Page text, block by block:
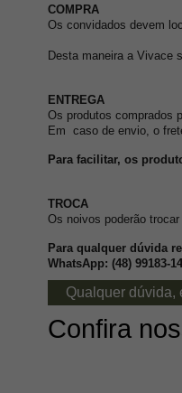
COMPRA
Os convidados devem
Desta maneira a Vivace
ENTREGA
Os produtos comprados
Em caso de envio, o
Para facilitar, os
TROCA
Os noivos poderão
Para qualquer dúvida
WhatsApp: (48) 99183-
Qualquer dúvida,
Confira